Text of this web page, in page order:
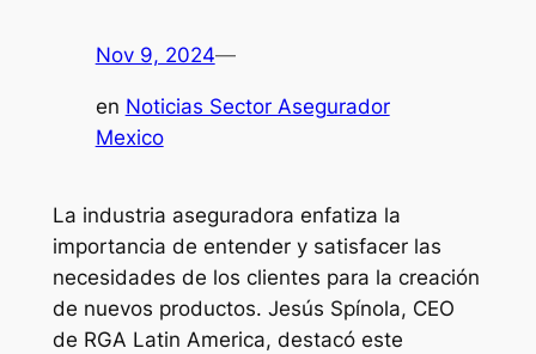
Nov 9, 2024—
en Noticias Sector Asegurador
Mexico
La industria aseguradora enfatiza la
importancia de entender y satisfacer las
necesidades de los clientes para la creación
de nuevos productos. Jesús Spínola, CEO
de RGA Latin America, destacó este